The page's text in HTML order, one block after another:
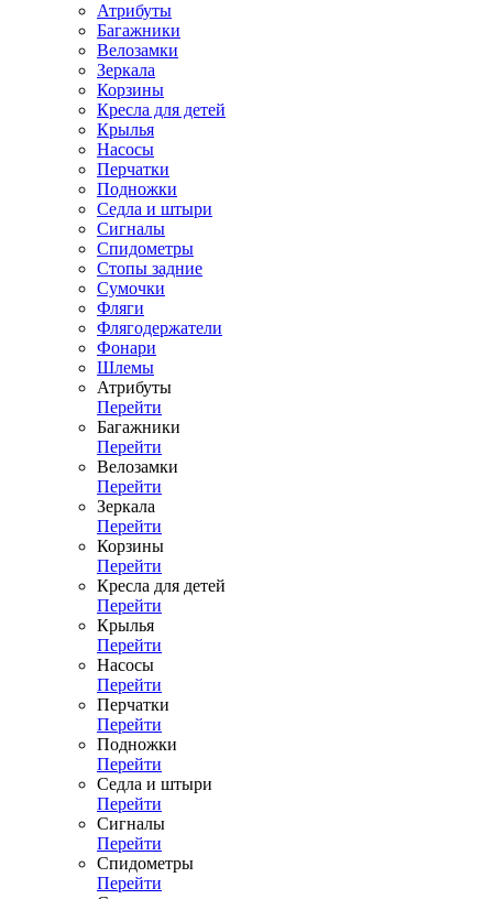
Атрибуты
Багажники
Велозамки
Зеркала
Корзины
Кресла для детей
Крылья
Насосы
Перчатки
Подножки
Седла и штыри
Сигналы
Спидометры
Стопы задние
Сумочки
Фляги
Флягодержатели
Фонари
Шлемы
Атрибуты
Перейти
Багажники
Перейти
Велозамки
Перейти
Зеркала
Перейти
Корзины
Перейти
Кресла для детей
Перейти
Крылья
Перейти
Насосы
Перейти
Перчатки
Перейти
Подножки
Перейти
Седла и штыри
Перейти
Сигналы
Перейти
Спидометры
Перейти